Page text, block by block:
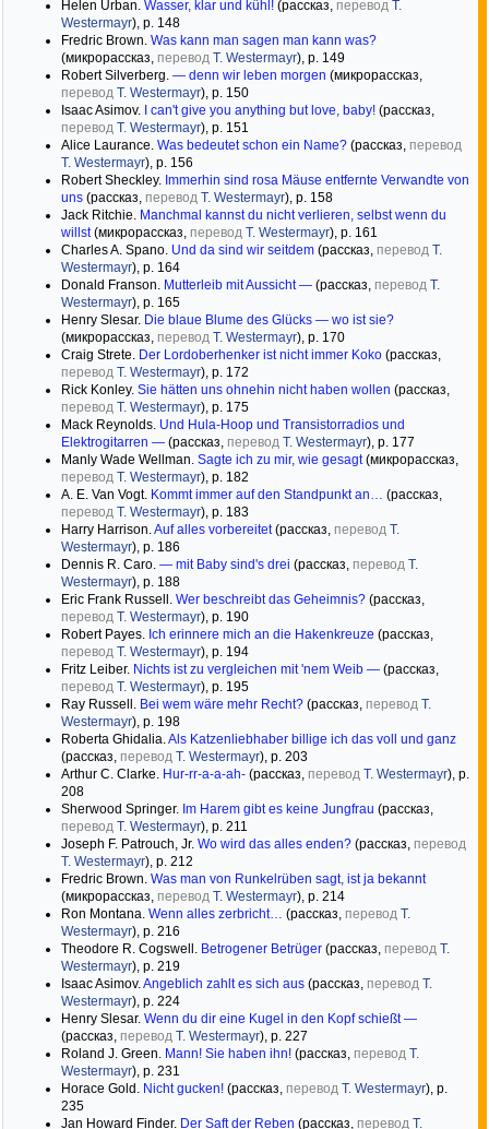
Helen Urban. Wasser, klar und kühl! (рассказ, перевод T.
Westermayr), р. 148
Fredric Brown. Was kann man sagen man kann was?
(микрорассказ, перевод T. Westermayr), р. 149
Robert Silverberg. — denn wir leben morgen (микрорассказ,
перевод T. Westermayr), р. 150
Isaac Asimov.
I can't give you anything but love, baby! (рассказ,
перевод T. Westermayr), р. 151
Alice Laurance. Was bedeutet schon ein Name? (рассказ, перевод
T. Westermayr), р. 156
Robert Sheckley. Immerhin sind rosa Mäuse entfernte Verwandte von
uns (рассказ, перевод T. Westermayr), р. 158
Jack Ritchie. Manchmal kannst du nicht verlieren, selbst wenn du
willst(микрорассказ, перевод T. Westermayr), р. 161
Charles A. Spano. Und da sind wir seitdem (рассказ, перевод T.
Westermayr), р. 164
Donald Franson. Mutterleib mit Aussicht — (рассказ, перевод T.
Westermayr), р. 165
Henry Slesar. Die blaue Blume des Glücks — wo ist sie?
(микрорассказ, перевод T. Westermayr), р. 170
Craig Strete. Der Lordoberhenker ist nicht immer Koko (рассказ,
перевод T. Westermayr), р. 172
Rick Konley. Sie hätten uns ohnehin nicht haben wollen (рассказ,
перевод T. Westermayr), р. 175
Mack Reynolds. Und Hula-Hoop und Transistorradios und
Elektrogitarren — (рассказ, перевод T. Westermayr), р. 177
Manly Wade Wellman. Sagte ich zu mir, wie gesagt(микрорассказ,
перевод T. Westermayr), р. 182
A. E. Van Vogt. Kommt immer auf den Standpunkt an… (рассказ,
перевод T. Westermayr), р. 183
Harry Harrison.Auf alles vorbereitet(рассказ, перевод T.
Westermayr), р. 186
Dennis R. Caro. — mit Baby sind's drei (рассказ, перевод T.
Westermayr), р. 188
Eric Frank Russell. Wer beschreibt das Geheimnis? (рассказ,
перевод T. Westermayr), р. 190
Robert Payes. Ich erinnere mich an die Hakenkreuze (рассказ,
перевод T. Westermayr), р. 194
Fritz Leiber. Nichts ist zu vergleichen mit 'nem Weib — (рассказ,
перевод T. Westermayr), р. 195
Ray Russell. Bei wem wäre mehr Recht? (рассказ, перевод T.
Westermayr), р. 198
Roberta Ghidalia.Als Katzenliebhaber billige ich das voll und ganz
(рассказ, перевод T. Westermayr), р. 203
Arthur C. Clarke. Hur-rr-a-a-ah- (рассказ, перевод T. Westermayr), р.
208
Sherwood Springer. Im Harem gibt es keine Jungfrau (рассказ,
перевод T. Westermayr), р. 211
Joseph F. Patrouch, Jr. Wo wird das alles enden? (рассказ, перевод
T. Westermayr), р. 212
Fredric Brown. Was man von Runkelrüben sagt, ist ja bekannt
(микрорассказ, перевод T. Westermayr), р. 214
Ron Montana. Wenn alles zerbricht… (рассказ, перевод T.
Westermayr), р. 216
Theodore R. Cogswell. Betrogener Betrüger (рассказ, перевод T.
Westermayr), р. 219
Isaac Asimov.Angeblich zahlt es sich aus (рассказ, перевод T.
Westermayr), р. 224
Henry Slesar. Wenn du dir eine Kugel in den Kopf schießt —
(рассказ, перевод T. Westermayr), р. 227
Roland J. Green. Mann! Sie haben ihn! (рассказ, перевод T.
Westermayr), р. 231
Horace Gold. Nicht gucken! (рассказ, перевод T. Westermayr), р.
235
Jan Howard Finder. Der Saft der Reben (рассказ, перевод T.